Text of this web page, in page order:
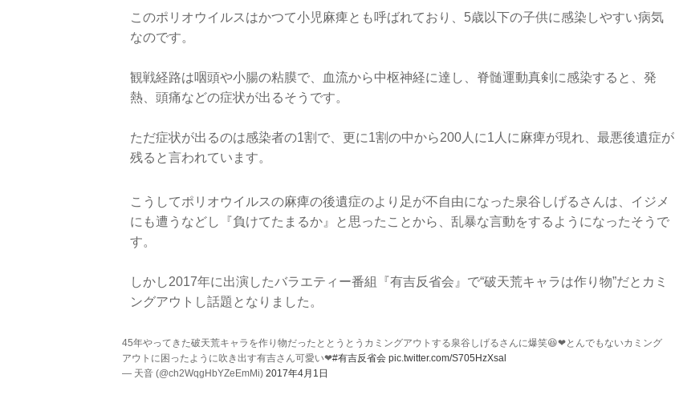
このポリオウイルスはかつて小児麻痺とも呼ばれており、5歳以下の子供に感染しやすい病気
なのです。
観戦経路は咽頭や小腸の粘膜で、血流から中枢神経に達し、脊髄運動真剣に感染すると、発
熱、頭痛などの症状が出るそうです。
ただ症状が出るのは感染者の1割で、更に1割の中から200人に1人に麻痺が現れ、最悪後遺症が
残ると言われています。
こうしてポリオウイルスの麻痺の後遺症のより足が不自由になった泉谷しげるさんは、イジメ
にも遭うなどし『負けてたまるか』と思ったことから、乱暴な言動をするようになったそうで
す。
しかし2017年に出演したバラエティー番組『有吉反省会』で“破天荒キャラは作り物”だとカミ
ングアウトし話題となりました。
45年やってきた破天荒キャラを作り物だったととうとうカミングアウトする泉谷しげるさんに爆笑😆❤とんでもないカミング
アウトに困ったように吹き出す有吉さん可愛い❤#有吉反省会 pic.twitter.com/S705HzXsal
— 天音 (@ch2WqgHbYZeEmMi) 2017年4月1日